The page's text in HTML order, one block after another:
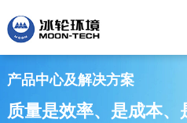
产品中心及解决方案
质量是效率、是成本